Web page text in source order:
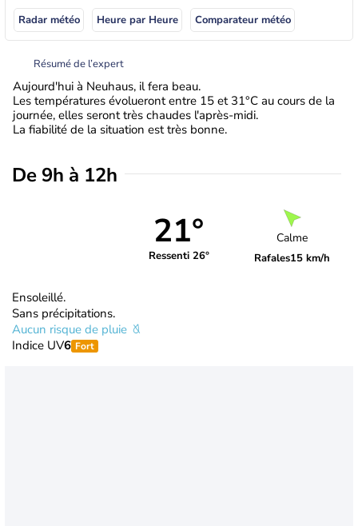
Radar météo Heure par Heure Comparateur météo
Résumé de l’expert
Aujourd'hui à Neuhaus, il fera beau.
Les températures évolueront entre 15 et 31°C au cours de la
journée, elles seront très chaudes l'après-midi.
La fiabilité de la situation est très bonne.
De 9h à 12h
21°
Ressenti 26°
Calme
Rafales15 km/h
Ensoleillé.
Sans précipitations.
Aucun risque de pluie
Indice UV6 Fort